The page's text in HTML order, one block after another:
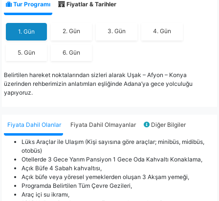
Tur Programı Fiyatlar & Tarihler
1. Gün 2. Gün 3. Gün 4. Gün
5. Gün 6. Gün
Belirtilen hareket noktalarından sizleri alarak Uşak – Afyon – Konya
üzerinden rehberimizin anlatımları eşliğinde Adana’ya gece yolculuğu
yapıyoruz.
Fiyata Dahil Olanlar Fiyata Dahil Olmayanlar Diğer Bilgiler
Lüks Araçlar ile Ulaşım (Kişi sayısına göre araçlar; minibüs, midibüs,
otobüs)
Otellerde 3 Gece Yarım Pansiyon 1 Gece Oda Kahvaltı Konaklama,
Açık Büfe 4 Sabah kahvaltısı,
Açık büfe veya yöresel yemeklerden oluşan 3 Akşam yemeği,
Programda Belirtilen Tüm Çevre Gezileri,
Araç içi su ikramı,